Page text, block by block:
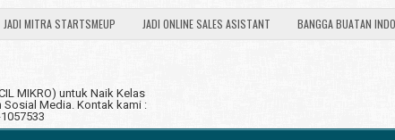
JADI MITRA STARTSMEUP JADI ONLINE SALES ASISTANT BANGGA BUATAN
MIKRO) untuk Naik Kelas
Media. Kontak kami :